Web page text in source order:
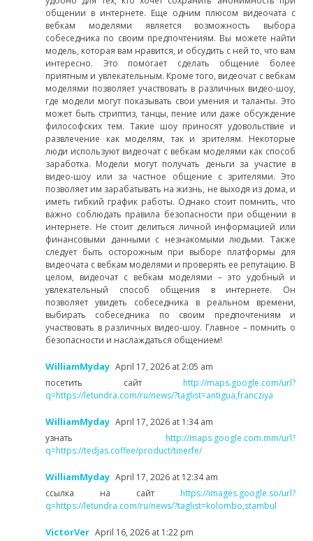
общении в интернете. Еще одним плюсом видеочата с
вебкам моделями является возможность выбора
собеседника по своим предпочтениям. Вы можете найти
модель, которая вам нравится, и обсудить с ней то, что вам
интересно. Это помогает сделать общение более
приятным и увлекательным. Кроме того, видеочат с вебкам
моделями позволяет участвовать в различных видео-шоу,
где модели могут показывать свои умения и таланты. Это
может быть стриптиз, танцы, пение или даже обсуждение
философских тем. Такие шоу приносят удовольствие и
развлечение как моделям, так и зрителям. Некоторые
люди используют видеочат с вебкам моделями как способ
заработка. Модели могут получать деньги за участие в
видео-шоу или за частное общение с зрителями. Это
позволяет им зарабатывать на жизнь, не выходя из дома, и
иметь гибкий график работы. Однако стоит помнить, что
важно соблюдать правила безопасности при общении в
интернете. Не стоит делиться личной информацией или
финансовыми данными с незнакомыми людьми. Также
следует быть осторожным при выборе платформы для
видеочата с вебкам моделями и проверять ее репутацию. В
целом, видеочат с вебкам моделями – это удобный и
увлекательный способ общения в интернете. Он
позволяет увидеть собеседника в реальном времени,
выбирать собеседника по своим предпочтениям и
участвовать в различных видео-шоу. Главное – помнить о
безопасности и наслаждаться общением!
WilliamMyday April 17, 2026 at 2:05 am
посетить сайт http://maps.google.com/url?
q=https://letundra.com/ru/news/?taglist=antigua,francziya
WilliamMyday April 17, 2026 at 1:34 am
узнать http://maps.google.com.mm/url?
q=https://tedjas.coffee/product/tinerfe/
WilliamMyday April 17, 2026 at 12:34 am
ссылка на сайт https://images.google.so/url?
q=https://letundra.com/ru/news/?taglist=kolombo,stambul
VictorVer April 16, 2026 at 1:22 pm